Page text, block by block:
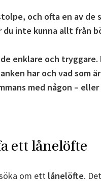
och ofta en av de
inte kunna allt från
enklare och tryggare.
har och vad som
med någon – eller
ett lånelöfte
om ett lånelöfte.